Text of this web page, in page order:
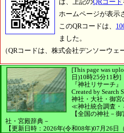
は、上記のQRコード
ホームページが表示
このQRコードは、
ました。
（QRコードは、株式会社デンソーウェ
[This page was
日)10時25分11秒]
『神社リサーチ』
Created by Search
神社・大社・御宮
≪神社統合調査・
【全国の神社－御
社・宮殿辞典－
【更新日時：2026年(令和08年)07月26日